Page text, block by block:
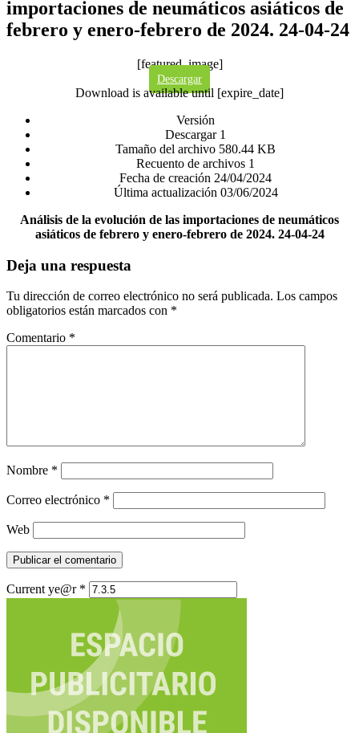
importaciones de neumáticos asiáticos de
febrero y enero-febrero de 2024. 24-04-24
[featured_image]
Descargar
Download is available until [expire_date]
Versión
Descargar 1
Tamaño del archivo 580.44 KB
Recuento de archivos 1
Fecha de creación 24/04/2024
Última actualización 03/06/2024
Análisis de la evolución de las importaciones de neumáticos
asiáticos de febrero y enero-febrero de 2024. 24-04-24
Deja una respuesta
Tu dirección de correo electrónico no será publicada. Los campos
obligatorios están marcados con *
Comentario *
Nombre *
Correo electrónico *
Web
Current ye@r *